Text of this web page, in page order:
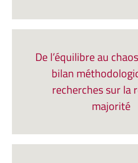
De l’équilibre au
bilan
recherches sur la
majorité